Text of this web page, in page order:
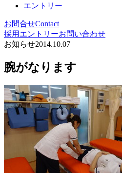
エントリー
お問合せContact
採用エントリーお問い合わせ
お知らせ2014.10.07
腕がなります